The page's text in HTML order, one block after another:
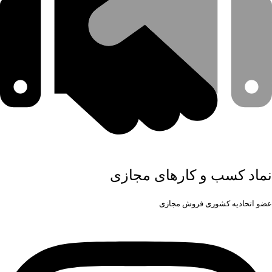
نماد کسب و کارهای مجازی
عضو اتحادیه کشوری فروش مجازی